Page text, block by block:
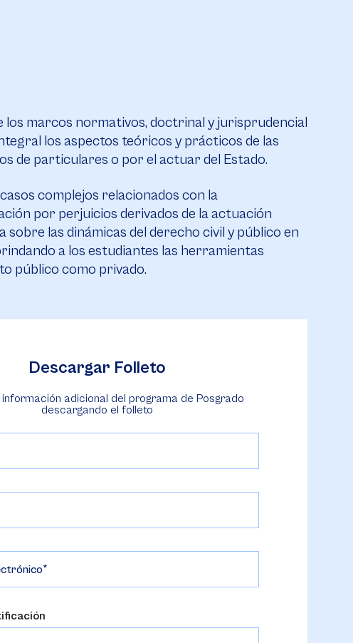
marcos normativos, doctrinal y jurisprudencial
los aspectos teóricos y prácticos de las
de particulares o por el actuar del Estado.
complejos relacionados con la
por perjuicios derivados de la actuación
las dinámicas del derecho civil y público en
a los estudiantes las herramientas
público como privado.
Descargar Folleto
adicional del programa de Posgrado
descargando el folleto